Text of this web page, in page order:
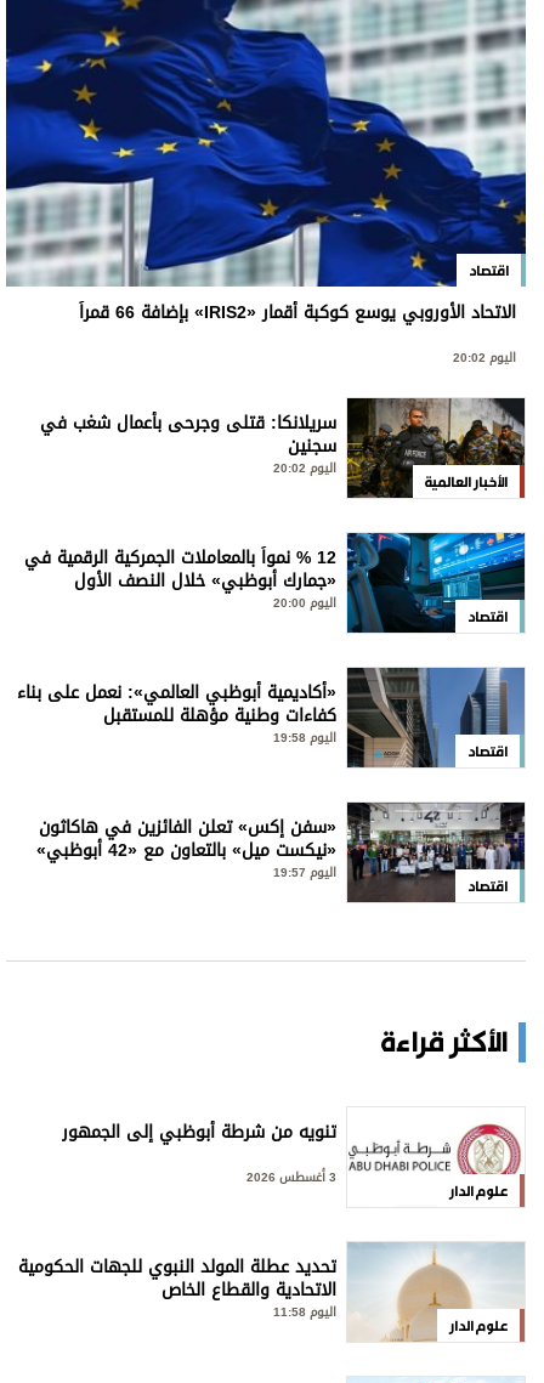
اقتصاد
الاتحاد الأوروبي يوسع كوكبة أقمار «IRIS2» بإضافة 66 قمراً
اليوم 20:02
الأخبار العالمية
سريلانكا: قتلى وجرحى بأعمال شغب في
سجنين
اليوم 20:02
اقتصاد
12 % نمواً بالمعاملات الجمركية الرقمية في
«جمارك أبوظبي» خلال النصف الأول
اليوم 20:00
اقتصاد
«أكاديمية أبوظبي العالمي»: نعمل على بناء
كفاءات وطنية مؤهلة للمستقبل
اليوم 19:58
اقتصاد
«سفن إكس» تعلن الفائزين في هاكاثون
«نيكست ميل» بالتعاون مع «42 أبوظبي»
اليوم 19:57
الأكثر قراءة
علوم الدار
تنويه من شرطة أبوظبي إلى الجمهور
علوم الدار
تحديد عطلة المولد النبوي للجهات الحكومية
الاتحادية والقطاع الخاص
اليوم 11:58